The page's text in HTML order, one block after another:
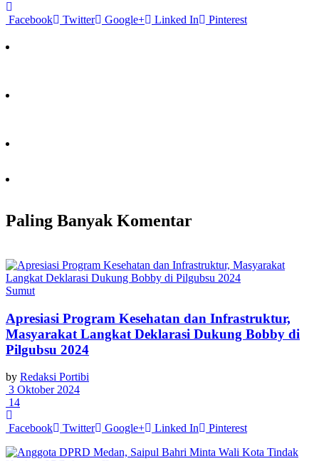
Facebook Twitter Google+ Linked In Pinterest
Paling Banyak Komentar
Sumut
Apresiasi Program Kesehatan dan Infrastruktur,
Masyarakat Langkat Deklarasi Dukung Bobby di
Pilgubsu 2024
by Redaksi Portibi
3 Oktober 2024
14
Facebook Twitter Google+ Linked In Pinterest